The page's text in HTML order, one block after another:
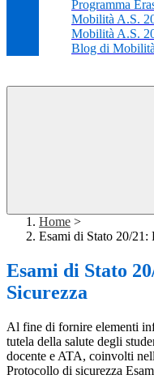
Programma
Mobilità A.S.
Mobilità A.S.
Blog di Mobilità
Home >
Esami di Stato 20/21:
Esami di Stato
Sicurezza
Al fine di fornire elementi
tutela della salute degli
docente e ATA, coinvolti
Protocollo di sicurezza